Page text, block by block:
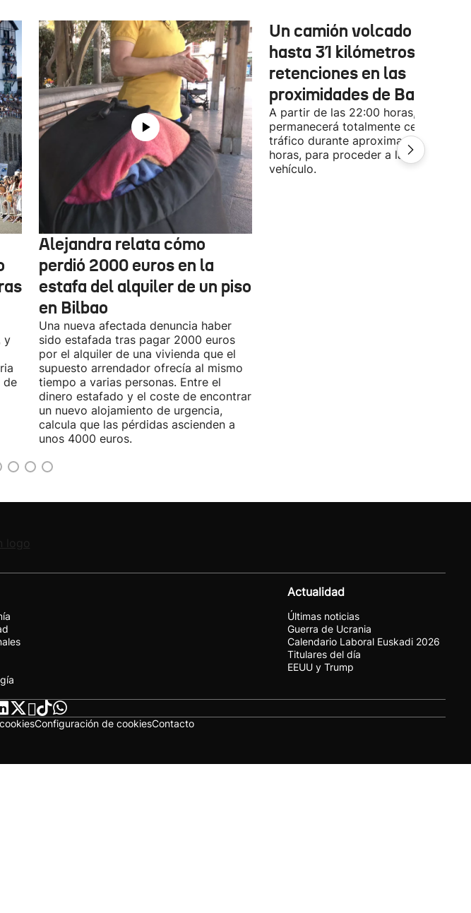
y
de
Alejandra relata cómo
perdió 2000 euros en la
estafa del alquiler de un piso
en Bilbao
Una nueva afectada denuncia haber
sido estafada tras pagar 2000 euros
por el alquiler de una vivienda que el
supuesto arrendador ofrecía al mismo
tiempo a varias personas. Entre el
dinero estafado y el coste de encontrar
un nuevo alojamiento de urgencia,
calcula que las pérdidas ascienden a
unos 4000 euros.
Un camión volcado
hasta 31 kilómetros de
retenciones en las
proximidades de Baiona
A partir de las 22:00 horas, la A-63
permanecerá totalmente cerrada al
tráfico durante aproximadamente 3
horas, para proceder a la retirada del
vehículo.
Actualidad
Últimas noticias
Guerra de Ucrania
Calendario Laboral Euskadi 2026
Titulares del día
EEUU y Trump
Configuración de cookiesContacto